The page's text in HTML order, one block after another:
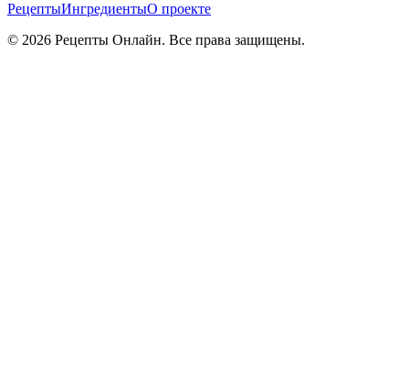
РецептыИнгредиентыО проекте
© 2026 Рецепты Онлайн. Все права защищены.